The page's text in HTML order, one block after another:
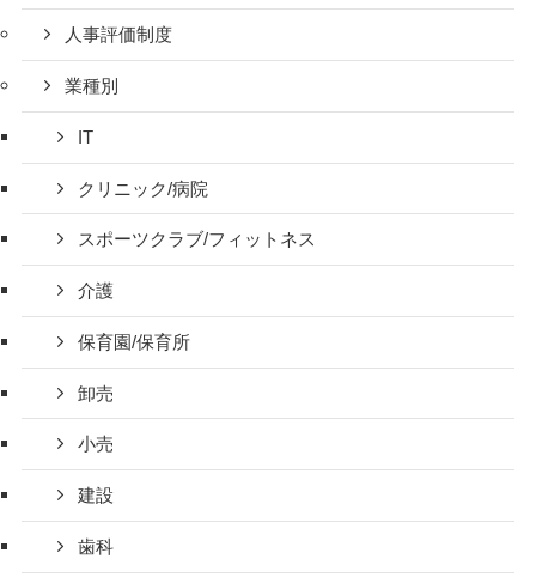
人事評価制度
業種別
IT
クリニック/病院
スポーツクラブ/フィットネス
介護
保育園/保育所
卸売
小売
建設
歯科